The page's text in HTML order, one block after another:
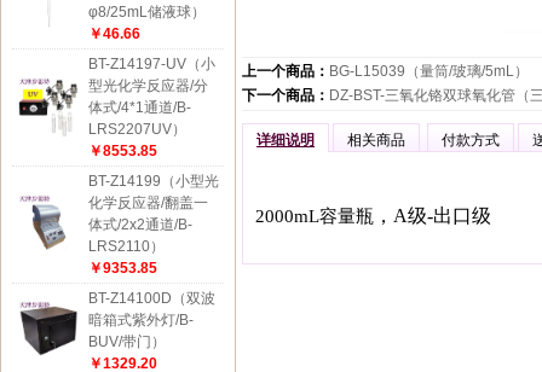
φ8/25mL储液球）
￥46.66
BT-Z14197-UV（小
型光化学反应器/分
体式/4*1通道/B-
LRS2207UV）
￥8553.85
BT-Z14199（小型光
化学反应器/翻盖一
体式/2x2通道/B-
LRS2110）
￥9353.85
BT-Z14100D（双波
暗箱式紫外灯/B-
BUV/带门）
￥1329.20
上一个商品： BG-L15039（量筒/玻璃/5mL）
下一个商品： DZ-BST-三氧化铬双球氧化管（
详细说明 相关商品 付款方式
2000mL容量瓶 ，A级-出口级